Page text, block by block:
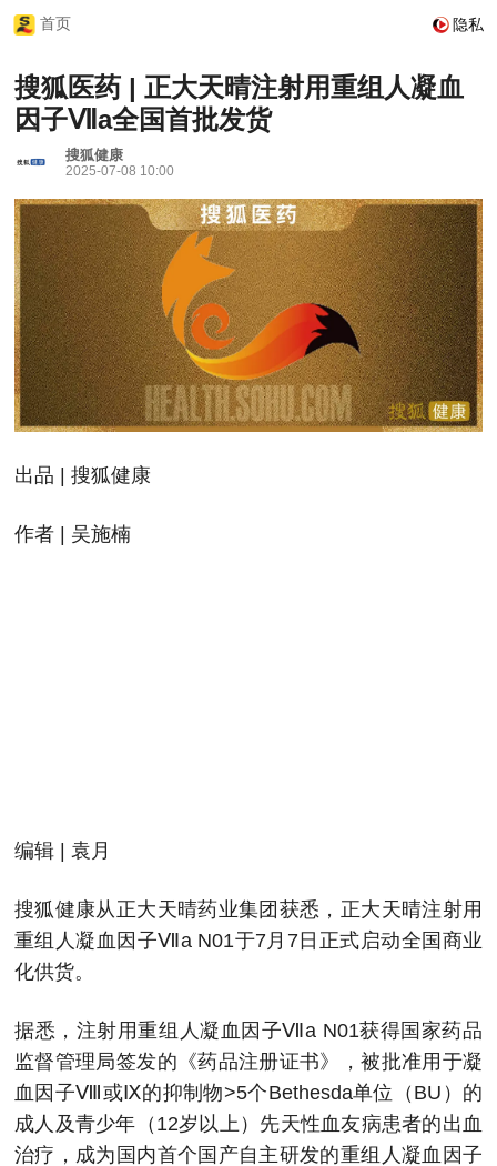
首页 隐私
搜狐医药 | 正大天晴注射用重组人凝血
因子Ⅶa全国首批发货
搜狐健康
2025-07-08 10:00
出品 | 搜狐健康
作者 | 吴施楠
编辑 | 袁月
搜狐健康从正大天晴药业集团获悉，正大天晴注射用
重组人凝血因子Ⅶa N01于7月7日正式启动全国商业
化供货。
据悉，注射用重组人凝血因子Ⅶa N01获得国家药品
监督管理局签发的《药品注册证书》，被批准用于凝
血因子Ⅷ或Ⅸ的抑制物>5个Bethesda单位（BU）的
成人及青少年（12岁以上）先天性血友病患者的出血
治疗，成为国内首个国产自主研发的重组人凝血因子